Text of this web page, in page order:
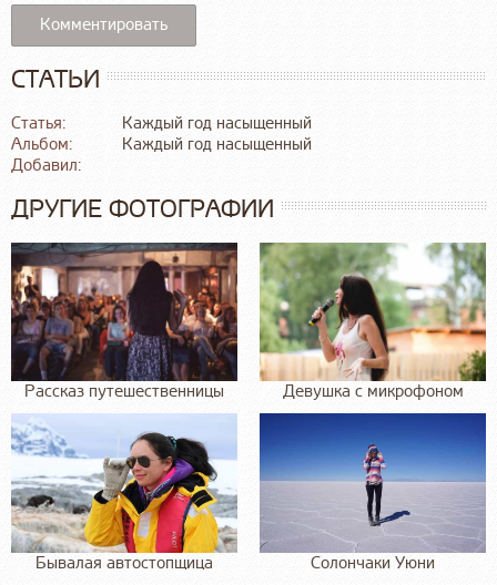
СТАТЬИ
Статья:
Каждый год насыщенный
Альбом:
Каждый год насыщенный
Добавил:
ДРУГИЕ ФОТОГРАФИИ
Рассказ путешественницы Девушка с микрофоном
Бывалая автостопщица Солончаки Уюни